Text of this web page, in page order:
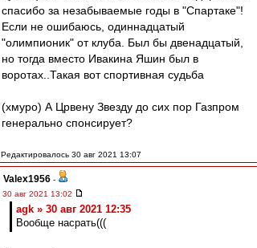
спасибо за незабываемые годы в "Спартаке"!
Если не ошибаюсь, одиннадцатый
"олимпионик" от клуба. Был бы двенадцатый,
но тогда вместо Ивакина Яшин был в
воротах..Такая вот спортивная судьба
(хмуро) А Црвену Звезду до сих пор Газпром
генерально спонсирует?
Редактировалось 30 авг 2021 13:07
Valex1956 -
30 авг 2021 13:02
agk » 30 авг 2021 12:35
Вообще насрать(((